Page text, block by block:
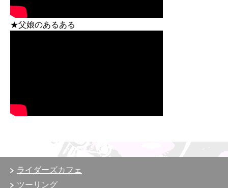
★父娘のあるある
ライダーズカフェ
ツーリング